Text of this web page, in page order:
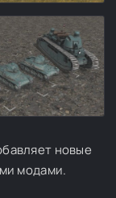
новые
модами.